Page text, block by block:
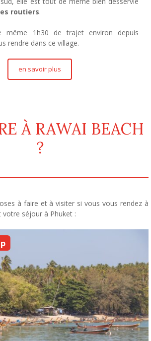
routiers.
même 1h30 de trajet environ depuis
rendre dans ce village.
en savoir plus
À RAWAI BEACH
?
à faire et à visiter si vous vous rendez à
votre séjour à Phuket :